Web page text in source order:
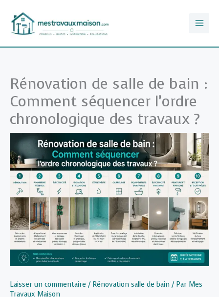
contenu
Rénovation de salle de bain :
Comment séquencer l’ordre
chronologique des travaux ?
Laisser un commentaire / Rénovation salle de bain / Par Mes
Travaux Maison